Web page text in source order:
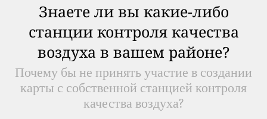
Знаете ли вы какие-либо
станции контроля качества
воздуха в вашем районе?
Почему бы не принять участие в создании
карты с собственной станцией контроля
качества воздуха?